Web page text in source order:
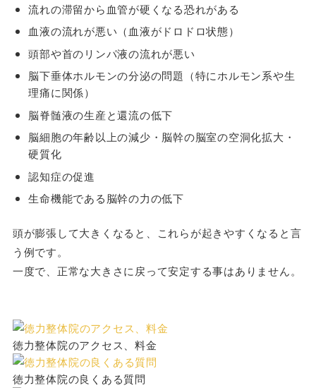
流れの滞留から血管が硬くなる恐れがある
血液の流れが悪い（血液がドロドロ状態）
頭部や首のリンパ液の流れが悪い
脳下垂体ホルモンの分泌の問題（特にホルモン系や生
理痛に関係）
脳脊髄液の生産と還流の低下
脳細胞の年齢以上の減少 ・脳幹の脳室の空洞化拡大・
硬質化
認知症の促進
生命機能である脳幹の力の低下
頭が膨張して大きくなると、これらが起きやすくなると言
う例です。
一度で、正常な大きさに戻って安定する事はありません。
徳力整体院のアクセス、料金
徳力整体院の良くある質問